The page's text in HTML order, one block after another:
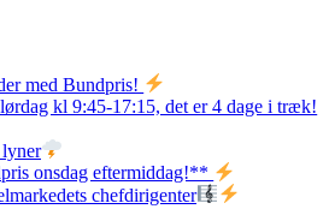
med Bundpris!
kl 9:45-17:15, det er 4 dage i træk!
onsdag eftermiddag!**
chefdirigenter